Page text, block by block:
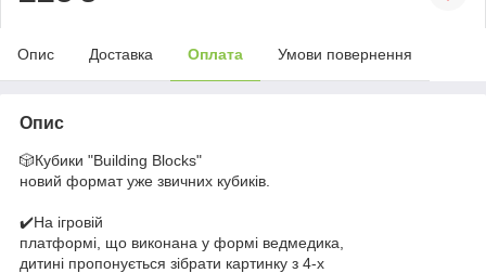
Опис Доставка Оплата Умови повернення
Опис
🎲Кубики "Building Blocks"
новий формат уже звичних кубиків.
✔️На ігровій
платформі, що виконана у формі ведмедика,
дитині пропонується зібрати картинку з 4-х